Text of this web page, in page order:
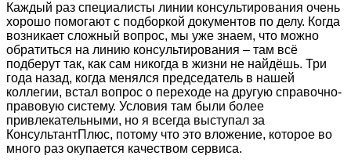
Каждый раз специалисты линии консультирования очень
хорошо помогают с подборкой документов по делу. Когда
возникает сложный вопрос, мы уже знаем, что можно
обратиться на линию консультирования – там всё
подберут так, как сам никогда в жизни не найдёшь. Три
года назад, когда менялся председатель в нашей
коллегии, встал вопрос о переходе на другую справочно-
правовую систему. Условия там были более
привлекательными, но я всегда выступал за
КонсультантПлюс, потому что это вложение, которое во
много раз окупается качеством сервиса.